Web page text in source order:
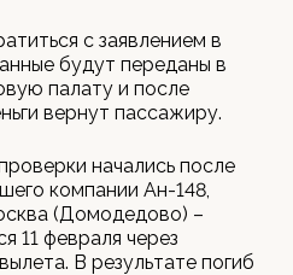
с заявлением в
будут переданы в
палату и после
вернут пассажиру.
начались после
компании Ан-148,
(Домодедово) –
11 февраля через
В результате погиб